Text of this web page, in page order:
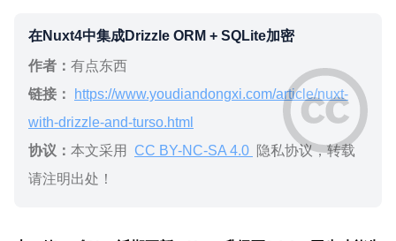
在Nuxt4中集成Drizzle ORM + SQLite加密
作者： 有点东西
链接：
https://www.youdiandongxi.com/article/nuxt-
with-drizzle-and-turso.html
协议： 本文采用 CC BY-NC-SA 4.0 隐私协议，转载
请注明出处！